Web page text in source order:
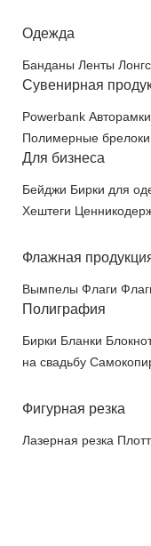
Одежда
Банданы Ленты
Сувенирная
Powerbank Авторамки
Полимерные брелоки
Для бизнеса
Бейджи Бирки для
Хештеги
Флажная
Вымпелы Флаги
Полиграфия
Бирки Бланки
на свадьбу
Фигурная резка
Лазерная резка